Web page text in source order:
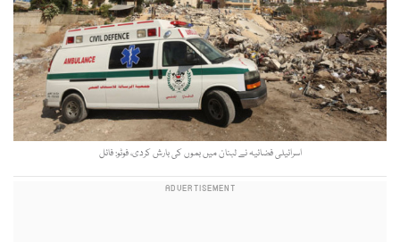
اسرائیلی فضائیہ نے لبنان میں بموں کی بارش کردی، فوٹو: فائل